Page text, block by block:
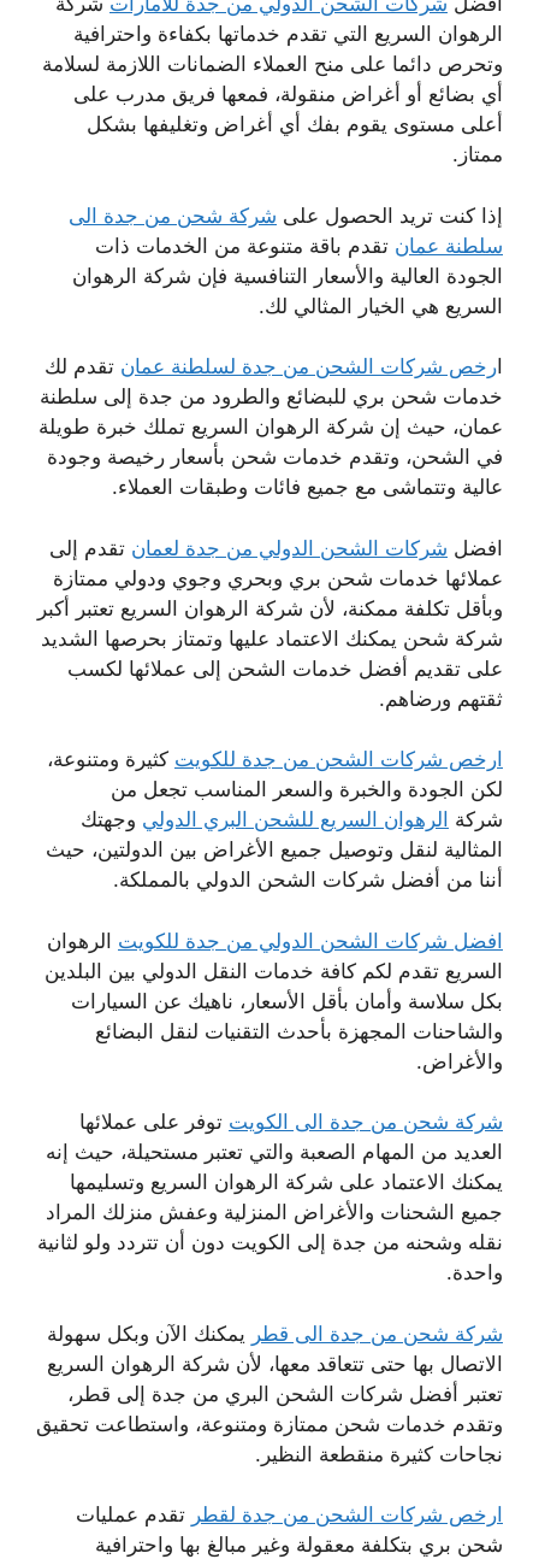
الرهوان السريع التي تقدم خدماتها بكفاءة واحترافية
وتحرص دائما على منح العملاء الضمانات اللازمة لسلامة
أي بضائع أو أغراض منقولة، فمعها فريق مدرب على
أعلى مستوى يقوم بفك أي أغراض وتغليفها بشكل
ممتاز.
إذا كنت تريد الحصول على شركة شحن من جدة الى
سلطنة عمان تقدم باقة متنوعة من الخدمات ذات
الجودة العالية والأسعار التنافسية فإن شركة الرهوان
السريع هي الخيار المثالي لك.
رخص شركات الشحن من جدة لسلطنة عمان تقدم لك
خدمات شحن بري للبضائع والطرود من جدة إلى سلطنة
عمان، حيث إن شركة الرهوان السريع تملك خبرة طويلة
في الشحن، وتقدم خدمات شحن بأسعار رخيصة وجودة
عالية وتتماشى مع جميع فائات وطبقات العملاء.
افضل شركات الشحن الدولي من جدة لعمان تقدم إلى
عملائها خدمات شحن بري وبحري وجوي ودولي ممتازة
وبأقل تكلفة ممكنة، لأن شركة الرهوان السريع تعتبر أكبر
شركة شحن يمكنك الاعتماد عليها وتمتاز بحرصها الشديد
على تقديم أفضل خدمات الشحن إلى عملائها لكسب
ثقتهم ورضاهم.
ارخص شركات الشحن من جدة للكويت كثيرة ومتنوعة،
لكن الجودة والخبرة والسعر المناسب تجعل من
شركة الرهوان السريع للشحن البري الدولي وجهتك
المثالية لنقل وتوصيل جميع الأغراض بين الدولتين، حيث
أننا من أفضل شركات الشحن الدولي بالمملكة.
افضل شركات الشحن الدولي من جدة للكويت الرهوان
السريع تقدم لكم كافة خدمات النقل الدولي بين البلدين
بكل سلاسة وأمان بأقل الأسعار، ناهيك عن السيارات
والشاحنات المجهزة بأحدث التقنيات لنقل البضائع
والأغراض.
شركة شحن من جدة الى الكويت توفر على عملائها
العديد من المهام الصعبة والتي تعتبر مستحيلة، حيث إنه
يمكنك الاعتماد على شركة الرهوان السريع وتسليمها
جميع الشحنات والأغراض المنزلية وعفش منزلك المراد
نقله وشحنه من جدة إلى الكويت دون أن تتردد ولو لثانية
واحدة.
شركة شحن من جدة الى قطر يمكنك الآن وبكل سهولة
الاتصال بها حتى تتعاقد معها، لأن شركة الرهوان السريع
تعتبر أفضل شركات الشحن البري من جدة إلى قطر،
وتقدم خدمات شحن ممتازة ومتنوعة، واستطاعت تحقيق
نجاحات كثيرة منقطعة النظير.
ارخص شركات الشحن من جدة لقطر تقدم عمليات
شحن بري بتكلفة معقولة وغير مبالغ بها واحترافية